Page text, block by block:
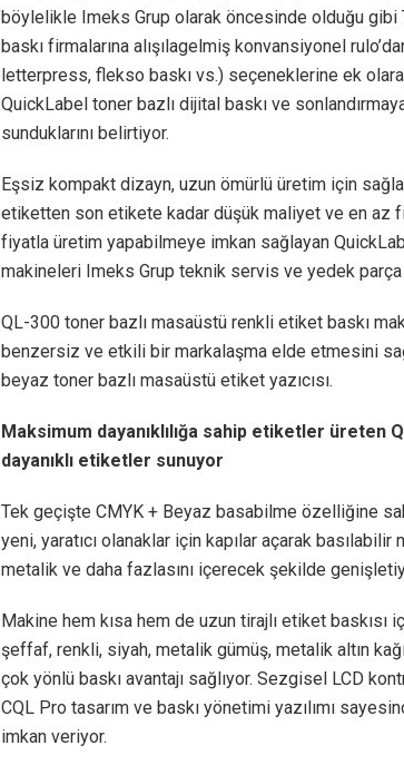
böylelikle Imeks Grup olarak öncesinde olduğu gibi
baskı firmalarına alışılagelmiş konvansiyonel
letterpress, flekso baskı vs.) seçeneklerine ek
QuickLabel toner bazlı dijital baskı ve
sunduklarını belirtiyor.
Eşsiz kompakt dizayn, uzun ömürlü üretim için
etiketten son etikete kadar düşük maliyet ve en az
fiyatla üretim yapabilmeye imkan sağlayan
makineleri Imeks Grup teknik servis ve yedek parça
QL-300 toner bazlı masaüstü renkli etiket baskı
benzersiz ve etkili bir markalaşma elde etmesini
beyaz toner bazlı masaüstü etiket yazıcısı.
Maksimum dayanıklılığa sahip etiketler üreten
dayanıklı etiketler sunuyor
Tek geçişte CMYK + Beyaz basabilme özelliğine
yeni, yaratıcı olanaklar için kapılar açarak
metalik ve daha fazlasını içerecek şekilde
Makine hem kısa hem de uzun tirajlı etiket baskısı
şeffaf, renkli, siyah, metalik gümüş, metalik altın
çok yönlü baskı avantajı sağlıyor. Sezgisel LCD
CQL Pro tasarım ve baskı yönetimi yazılımı
imkan veriyor.